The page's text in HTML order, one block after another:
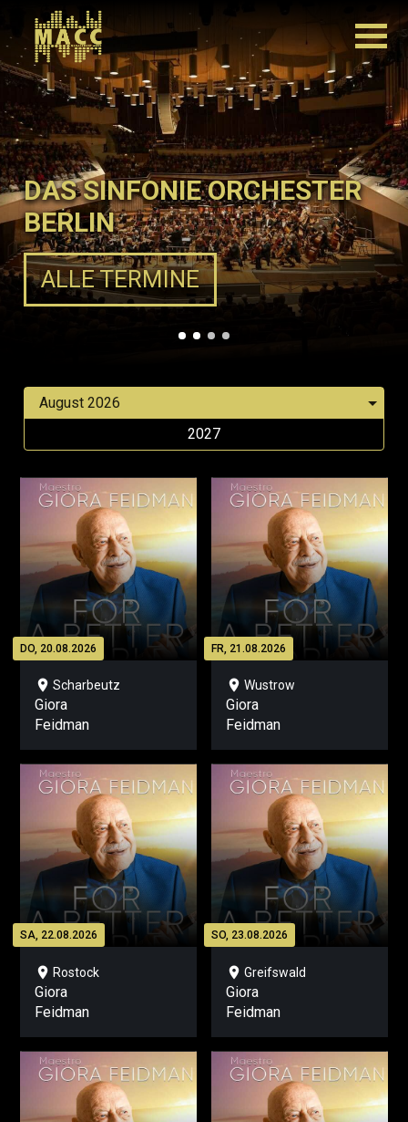
DAS SINFONIE ORCHESTER
BERLIN
ALLE TERMINE
2027
DO, 20.08.2026
location_on Scharbeutz
Giora
Feidman
FR, 21.08.2026
location_on Wustrow
Giora
Feidman
SA, 22.08.2026
location_on Rostock
Giora
Feidman
SO, 23.08.2026
location_on Greifswald
Giora
Feidman